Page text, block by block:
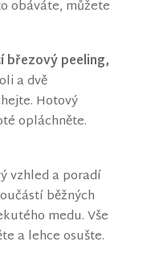
obáváte, můžete
březový peeling,
a dvě
Hotový
opláchněte.
vzhled a poradí
běžných
medu. Vše
a lehce osušte.